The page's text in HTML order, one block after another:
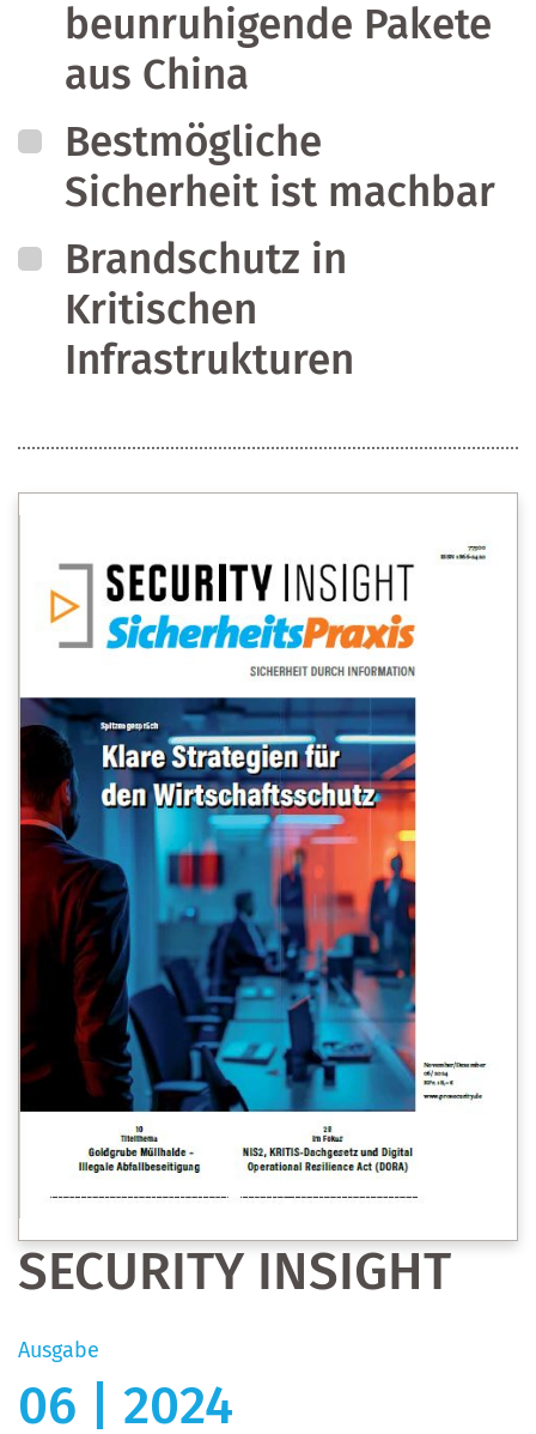
beunruhigende Pakete
aus China
Bestmögliche
Sicherheit ist machbar
Brandschutz in
Kritischen
Infrastrukturen
SECURITY INSIGHT
Ausgabe
06 | 2024